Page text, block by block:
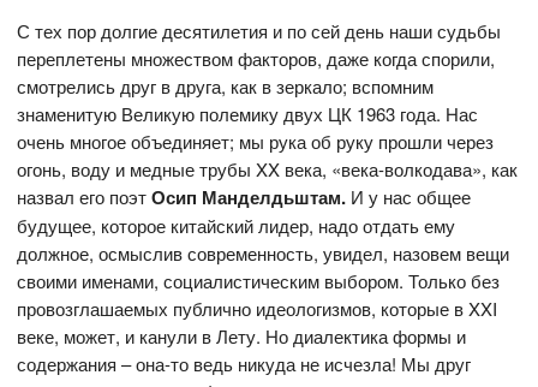
С тех пор долгие десятилетия и по сей день наши судьбы
переплетены множеством факторов, даже когда спорили,
смотрелись друг в друга, как в зеркало; вспомним
знаменитую Великую полемику двух ЦК 1963 года. Нас
очень многое объединяет; мы рука об руку прошли через
огонь, воду и медные трубы XX века, «века-волкодава», как
назвал его поэтОсип Манделдьштам. И у нас общее
будущее, которое китайский лидер, надо отдать ему
должное, осмыслив современность, увидел, назовем вещи
своими именами, социалистическим выбором. Только без
провозглашаемых публично идеологизмов, которые в XXI
веке, может, и канули в Лету. Но диалектика формы и
содержания – она-то ведь никуда не исчезла! Мы друг